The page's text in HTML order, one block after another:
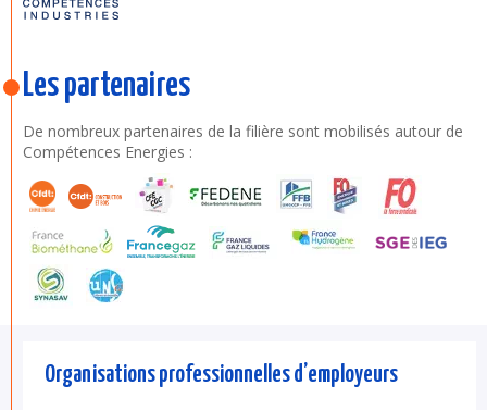
Les partenaires
De nombreux partenaires de la filière sont mobilisés autour de
Compétences Energies :
Organisations professionnelles d’employeurs